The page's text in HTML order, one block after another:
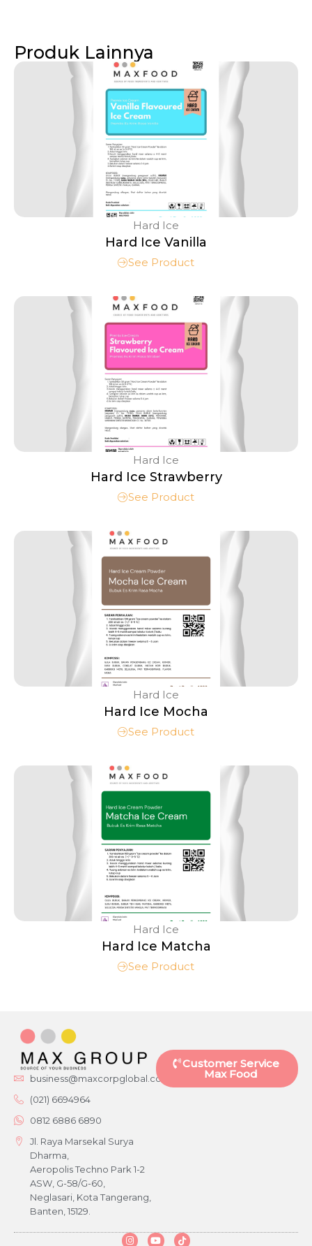
Produk Lainnya
Hard Ice
Hard Ice Vanilla
See Product
Hard Ice
Hard Ice Strawberry
See Product
Hard Ice
Hard Ice Mocha
See Product
Hard Ice
Hard Ice Matcha
See Product
business@maxcorpglobal.com
(021) 6694964
0812 6886 6890
Jl. Raya Marsekal Surya
Dharma,
Aeropolis Techno Park 1-2
ASW, G-58/G-60,
Neglasari, Kota Tangerang,
Banten, 15129.
Customer Service
Max Food